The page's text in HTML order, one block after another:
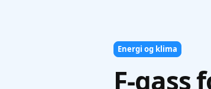
Energi og klima
F-gass